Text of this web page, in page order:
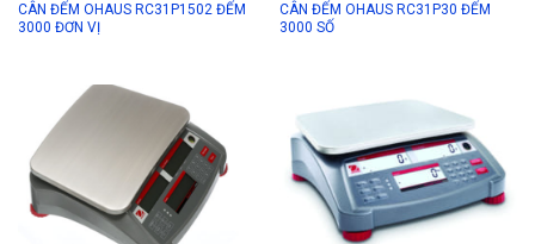
CÂN ĐẾM OHAUS RC31P1502 ĐẾM
3000 ĐƠN VỊ
CÂN ĐẾM OHAUS RC31P30 ĐẾM
3000 SỐ